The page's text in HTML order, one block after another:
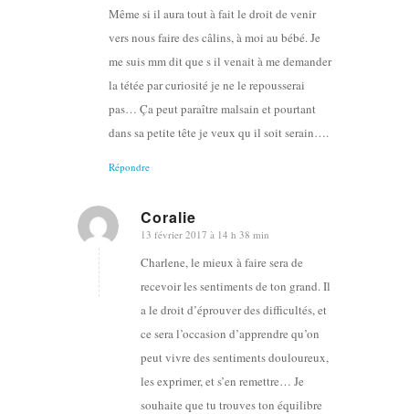
Même si il aura tout à fait le droit de venir
vers nous faire des câlins, à moi au bébé. Je
me suis mm dit que s il venait à me demander
la tétée par curiosité je ne le repousserai
pas… Ça peut paraître malsain et pourtant
dans sa petite tête je veux qu il soit serain….
Répondre
Coralie
dit
13 février 2017 à 14 h 38 min
Charlene, le mieux à faire sera de
recevoir les sentiments de ton grand. Il
a le droit d’éprouver des difficultés, et
ce sera l’occasion d’apprendre qu’on
peut vivre des sentiments douloureux,
les exprimer, et s’en remettre… Je
souhaite que tu trouves ton équilibre